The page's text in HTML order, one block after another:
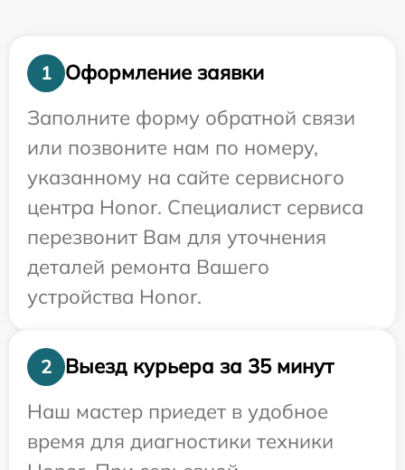
1
Оформление заявки
Заполните форму обратной связи
или позвоните нам по номеру,
указанному на сайте сервисного
центра Honor. Специалист сервиса
перезвонит Вам для уточнения
деталей ремонта Вашего
устройства Honor.
2
Выезд курьера за 35 минут
Наш мастер приедет в удобное
время для диагностики техники